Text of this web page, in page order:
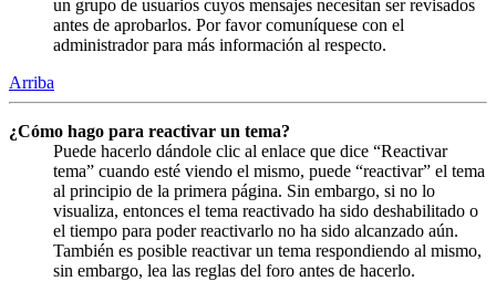
un grupo de usuarios cuyos mensajes necesitan ser revisados
antes de aprobarlos. Por favor comuníquese con el
administrador para más información al respecto.
Arriba
¿Cómo hago para reactivar un tema?
Puede hacerlo dándole clic al enlace que dice “Reactivar
tema” cuando esté viendo el mismo, puede “reactivar” el tema
al principio de la primera página. Sin embargo, si no lo
visualiza, entonces el tema reactivado ha sido deshabilitado o
el tiempo para poder reactivarlo no ha sido alcanzado aún.
También es posible reactivar un tema respondiendo al mismo,
sin embargo, lea las reglas del foro antes de hacerlo.